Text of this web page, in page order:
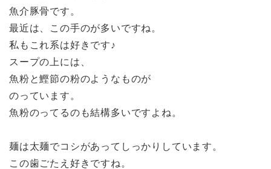
魚介豚骨です。
最近は、この手のが多いですね。
私もこれ系は好きです♪
スープの上には、
魚粉と鰹節の粉のようなものが
のっています。
魚粉のってるのも結構多いですよね。
麺は太麺でコシがあってしっかりしています。
この歯ごたえ好きですね。